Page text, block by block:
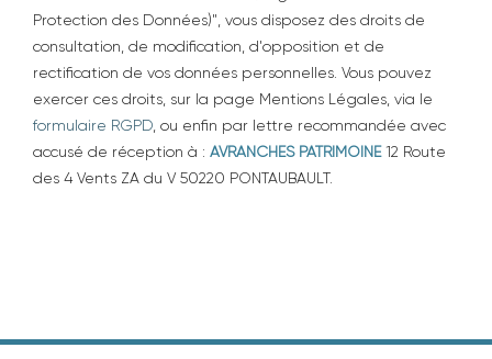
Protection des Données)", vous disposez des droits de
consultation, de modification, d'opposition et de
rectification de vos données personnelles. Vous pouvez
exercer ces droits, sur la page Mentions Légales, via le
formulaire RGPD, ou enfin par lettre recommandée avec
accusé de réception à : AVRANCHES PATRIMOINE12 Route
des 4 Vents ZA du V 50220 PONTAUBAULT.